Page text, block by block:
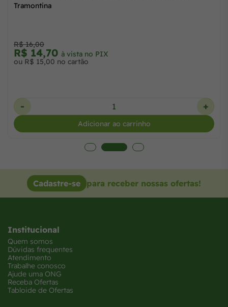
Tramontina
R$ 16,00
R$ 14,70 à vista no PIX
ou R$ 15,00 no cartão
- +
Adicionar ao carrinho
Cadastre-se para receber nossas ofertas!
Institucional
Quem somos
Dúvidas frequentes
Atendimento
Trabalhe conosco
Ajude uma ONG
Receba Ofertas
Tabloide de Ofertas